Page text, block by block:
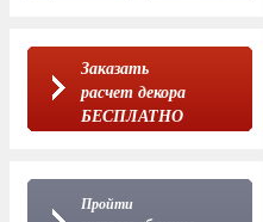
Заказать
расчет декора
БЕСПЛАТНО
Пройти